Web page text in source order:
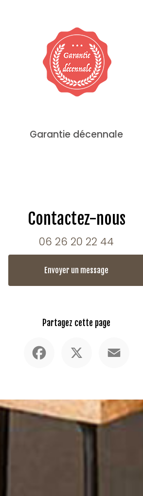
Garantie décennale
Contactez-nous
06 26 20 22 44
Envoyer un message
Partagez cette page